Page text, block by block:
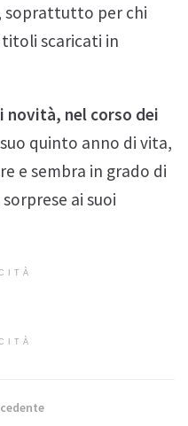
soprattutto per chi
scaricati in
novità, nel corso dei
quinto anno di vita,
e sembra in grado di
ai suoi